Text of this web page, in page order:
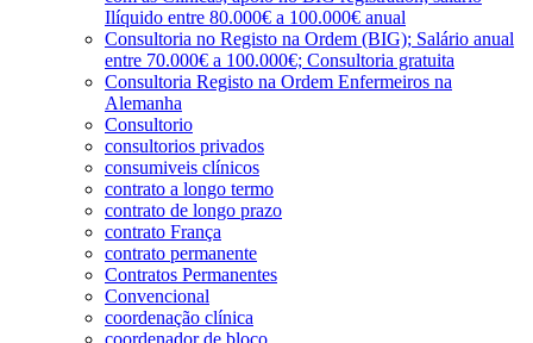
Ilíquido entre 80.000€ a 100.000€ anual
Consultoria no Registo na Ordem (BIG); Salário anual
entre 70.000€ a 100.000€; Consultoria gratuita
Consultoria Registo na Ordem Enfermeiros na
Alemanha
Consultorio
consultorios privados
consumiveis clínicos
contrato a longo termo
contrato de longo prazo
contrato França
contrato permanente
Contratos Permanentes
Convencional
coordenação clínica
coordenador de bloco